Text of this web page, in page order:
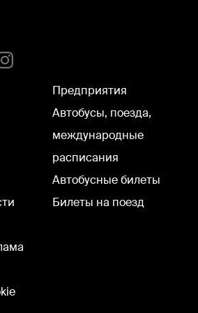
Предприятия
Автобусы, поезда,
международные
расписания
Автобусные билеты
Билеты на поезд